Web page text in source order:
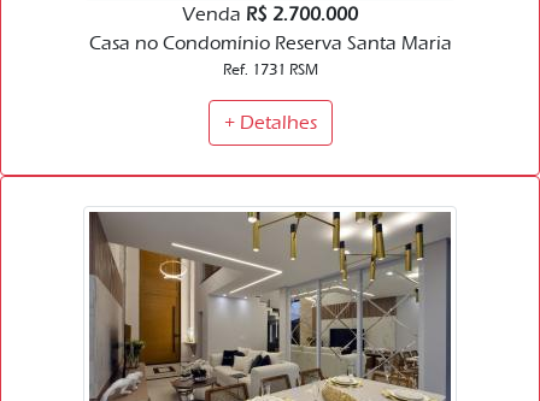
Venda R$ 2.700.000
Casa no Condomínio Reserva Santa Maria
Ref. 1731 RSM
+ Detalhes